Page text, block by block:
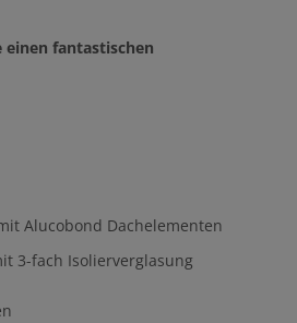
einen fantastischen
Alucobond Dachelementen
3-fach Isolierverglasung